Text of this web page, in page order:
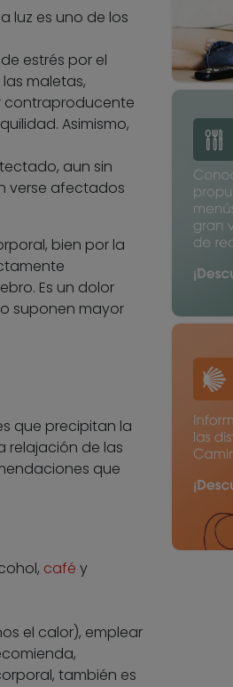
luz es uno de los
estrés por el
maletas,
contraproducente
Asimismo,
aun sin
verse afectados
bien por la
Es un dolor
suponen mayor
que precipitan la
relajación de las
que
café y
el calor), emplear
también es